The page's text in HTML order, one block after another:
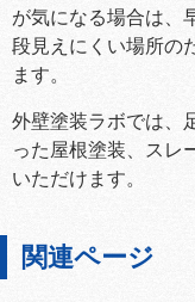
が気になる場合は、
段見えにくい場所の
ます。
外壁塗装ラボでは、
った屋根塗装、スレ
いただけます。
関連ページ